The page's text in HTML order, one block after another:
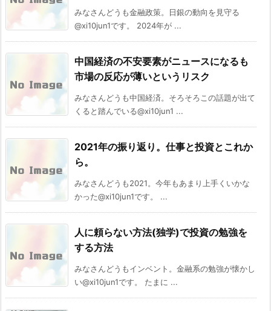
みなさんどうも金融政策。日銀の動向を見守る
@xi10jun1です。 2024年が ...
中国経済の不安要素がニュースになるも
市場の反応が薄いというリスク
みなさんどうも中国経済。そろそろこの話題が出て
くると踏んでいる@xi10jun1 ...
2021年の振り返り。仕事と投資とこれか
ら。
みなさんどうも2021。今年もあまり上手くいかな
かった@xi10jun1です。 ...
人に頼らない方法(独学)で投資の勉強を
する方法
みなさんどうもインベント。金融系の勉強が懐かし
い@xi10jun1です。 たまに ...